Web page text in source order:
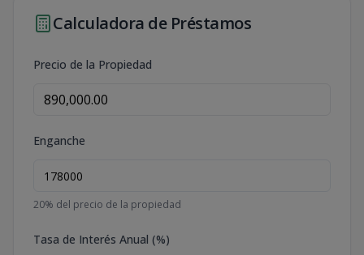
Calculadora de Préstamos
Precio de la Propiedad
Enganche
20% del precio de la propiedad
Tasa de Interés Anual (%)